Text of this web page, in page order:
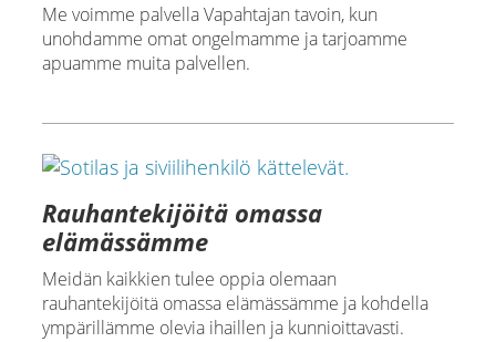
Me voimme palvella Vapahtajan tavoin, kun
unohdamme omat ongelmamme ja tarjoamme
apuamme muita palvellen.
Rauhantekijöitä omassa
elämässämme
Meidän kaikkien tulee oppia olemaan
rauhantekijöitä omassa elämässämme ja kohdella
ympärillämme olevia ihaillen ja kunnioittavasti.